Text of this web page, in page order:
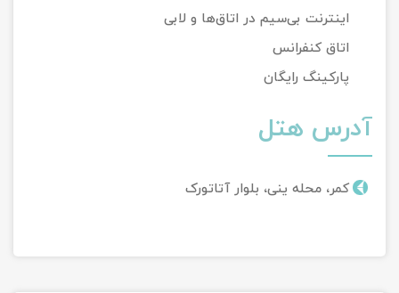
اینترنت بی‌سیم در اتاق‌ها و لابی
اتاق کنفرانس
پارکینگ رایگان
آدرس هتل
کمر، محله ینی، بلوار آتاتورک